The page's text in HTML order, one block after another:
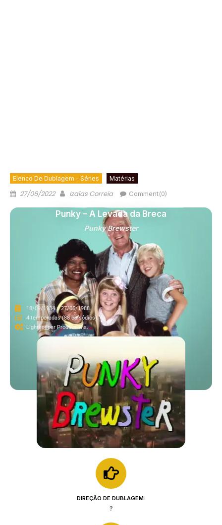
Elenco De Dublagem - Séries Matérias
27/06/2022 Izaías Correia Comment(0)
Punky Brewster
Punky – A Levada da Breca
18/09/1984 a 27/05/1988.
4 temporadas (88 episódios).
Lightkeeper Productions.
DIREÇÃO DE DUBLAGEM:
?